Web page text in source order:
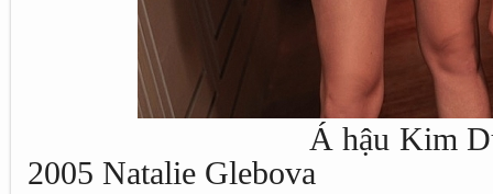
Á hậu Kim Duyên
2005 Natalie Glebova